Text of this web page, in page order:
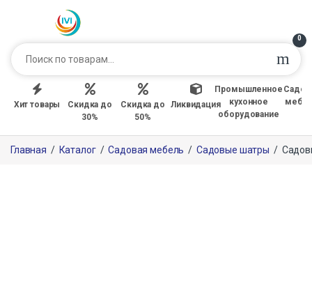
0
Хит товары
Скидка до
30%
Скидка до
50%
Ликвидация
Промышленное
кухонное
оборудование
Главная / Каталог / Садовая мебель / Садовые шатры /